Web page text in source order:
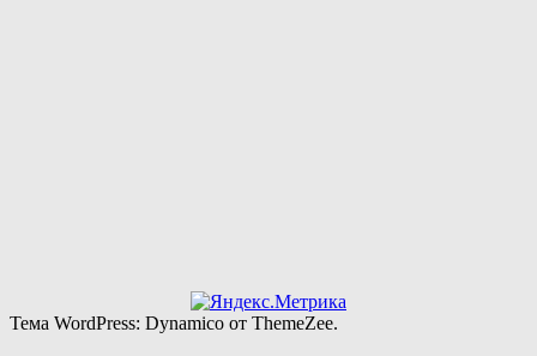
Тема WordPress: Dynamico от ThemeZee.